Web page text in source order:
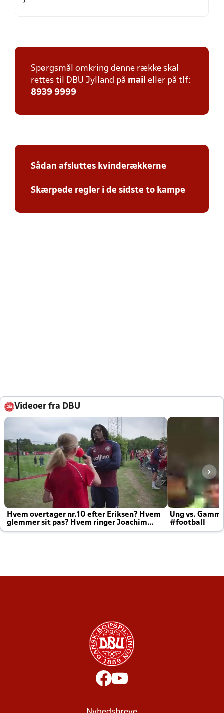
Spørgsmål omkring denne række skal
rettes til DBU Jylland på mail eller på tlf:
8939 9999
Sådan afsluttes kvinderækkerne
Skærpede regler i de sidste to kampe
Videoer fra DBU
Hvem overtager nr.10 efter Eriksen? Hvem
glemmer sit pas? Hvem ringer Joachim
altid til efter kampe?
Ung vs.
#football